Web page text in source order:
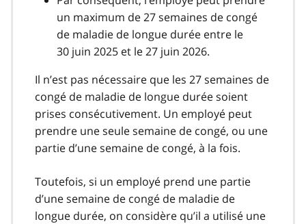
un maximum de 27 semaines de congé
de maladie de longue durée entre le
30 juin 2025 et le 27 juin 2026.
Il n’est pas nécessaire que les 27 semaines de
congé de maladie de longue durée soient
prises consécutivement. Un employé peut
prendre une seule semaine de congé, ou une
partie d’une semaine de congé, à la fois.
Toutefois, si un employé prend une partie
d’une semaine de congé de maladie de
longue durée, on considère qu’il a utilisé une